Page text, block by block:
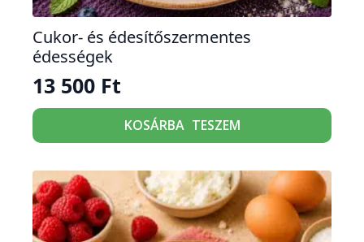
Cukor- és édesítőszermentes
édességek
13 500 Ft
KOSÁRBA TESZEM